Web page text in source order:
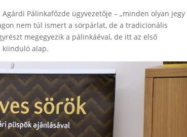
Pálinkafőzde ügyvezetője – „minden olyan jegy
nem túl ismert a sörpárlat, de a tradicionális
megegyezik a pálinkáéval, de itt az első
kiinduló alap.